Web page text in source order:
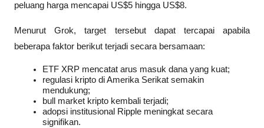
peluang harga mencapai US$5 hingga US$8.
Menurut Grok, target tersebut dapat tercapai apabila
beberapa faktor berikut terjadi secara bersamaan:
ETF XRP mencatat arus masuk dana yang kuat;
regulasi kripto di Amerika Serikat semakin
mendukung;
bull market kripto kembali terjadi;
adopsi institusional Ripple meningkat secara
signifikan.